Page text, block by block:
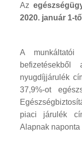
Az
2020. január 1-
A
nyugdíjjárulék
37,9%-ot
piaci járulék
Alapnak naponta